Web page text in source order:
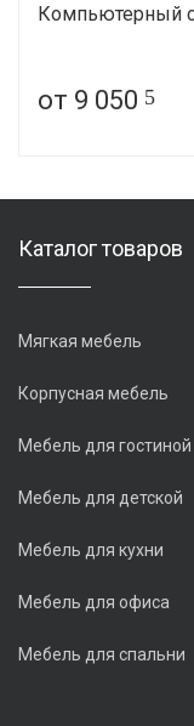
Компьютерный
от 9 050 5
Каталог товаров
Мягкая мебель
Корпусная мебель
Мебель для гостиной
Мебель для детской
Мебель для кухни
Мебель для офиса
Мебель для спальни